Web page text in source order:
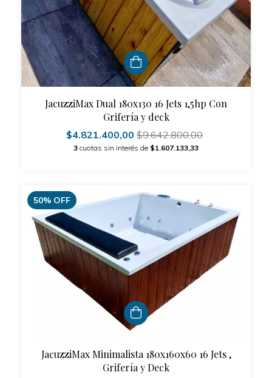
JacuzziMax Dual 180x130 16 Jets 1,5hp Con
Grifería y deck
$4.821.400,00 $9.642.800,00
3 cuotas sin interés de $1.607.133,33
50% OFF
JacuzziMax Minimalista 180x160x60 16 Jets ,
Grifería y Deck